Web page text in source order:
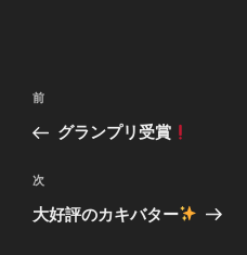
投
ナ
ビ
ゲ
前
の
稿
前
グランプリ受賞
次
の
次
大好評のカキバター